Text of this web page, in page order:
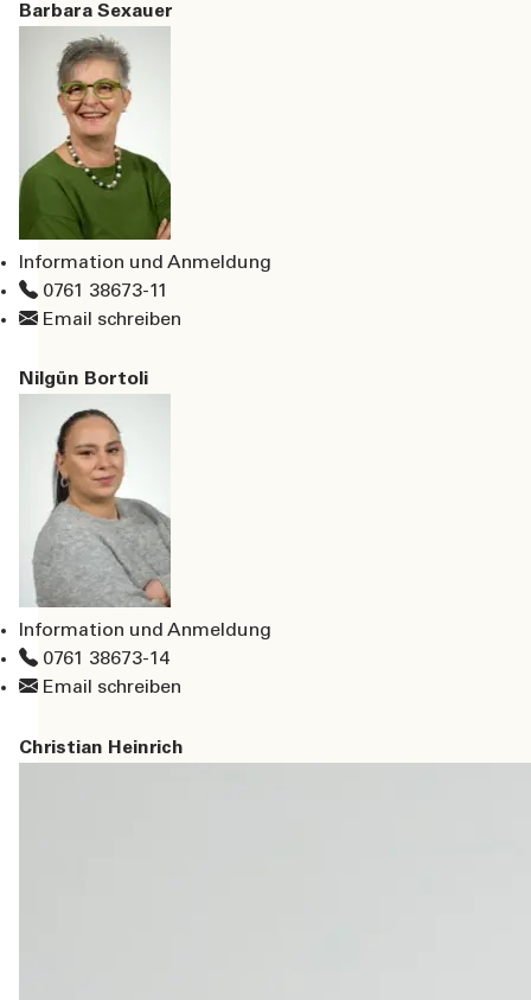
Barbara Sexauer
Information und Anmeldung
0761 38673-11
Email schreiben
Nilgün Bortoli
Information und Anmeldung
0761 38673-14
Email schreiben
Christian Heinrich